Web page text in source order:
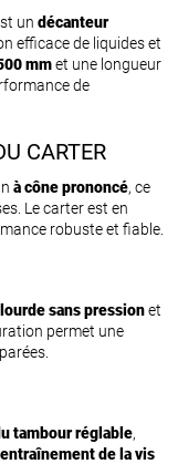
un décanteur
efficace de liquides et
mmet une longueur
de
CARTER
à cône prononcé, ce
Le carter est en
robuste et fiable.
sans pressionet
permet une
tambour réglable,
entraînement de la vis